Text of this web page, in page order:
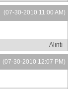
(07-30-2010 11:00 AM)
Alıntı
(07-30-2010 12:07 PM)